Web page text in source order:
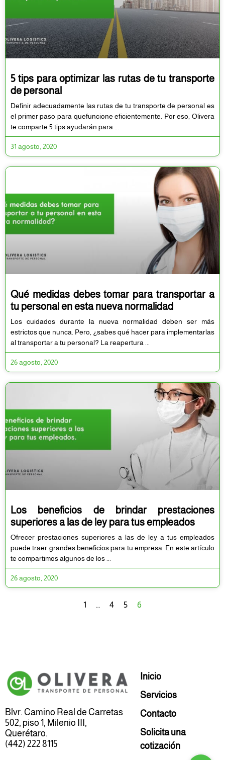
5 tips para optimizar las rutas de tu transporte
de personal
Definir adecuadamente las rutas de tu transporte de personal es
el primer paso para quefuncione eficientemente. Por eso, Olivera
te comparte 5 tips ayudarán para
31 agosto, 2020
Qué medidas debes tomar para transportar a
tu personal en esta nueva normalidad
Los cuidados durante la nueva normalidad deben ser más
estrictos que nunca. Pero, ¿sabes qué hacer para implementarlas
al transportar a tu personal? La reapertura
26 agosto, 2020
Los beneficios de brindar prestaciones
superiores a las de ley para tus empleados
Ofrecer prestaciones superiores a las de ley a tus empleados
puede traer grandes beneficios para tu empresa. En este artículo
te compartimos algunos de los
26 agosto, 2020
1 … 4 5 6
Blvr. Camino Real de Carretas
502, piso 1, Milenio III,
Querétaro.
(442) 222 8115
Inicio
Servicios
Contacto
Solicita una
cotización